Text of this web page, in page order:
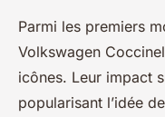
Parmi les premiers
Volkswagen
icônes. Leur impact
popularisant l’idée